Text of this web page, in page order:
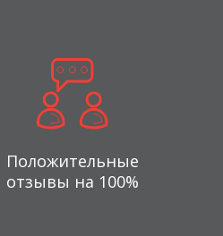
Положительные
отзывы на 100%